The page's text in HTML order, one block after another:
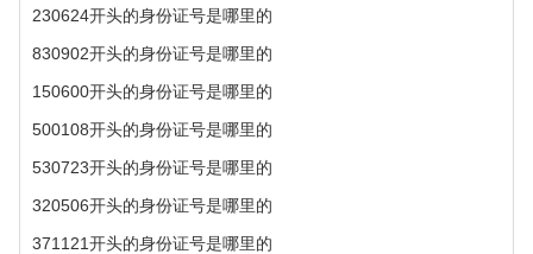
230624开头的身份证号是哪里的
830902开头的身份证号是哪里的
150600开头的身份证号是哪里的
500108开头的身份证号是哪里的
530723开头的身份证号是哪里的
320506开头的身份证号是哪里的
371121开头的身份证号是哪里的